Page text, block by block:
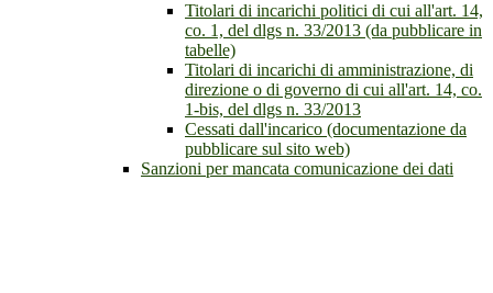
Titolari di incarichi politici di cui all'art. 14,
co. 1, del dlgs n. 33/2013 (da pubblicare in
tabelle)
Titolari di incarichi di amministrazione, di
direzione o di governo di cui all'art. 14, co.
1-bis, del dlgs n. 33/2013
Cessati dall'incarico (documentazione da
pubblicare sul sito web)
Sanzioni per mancata comunicazione dei dati